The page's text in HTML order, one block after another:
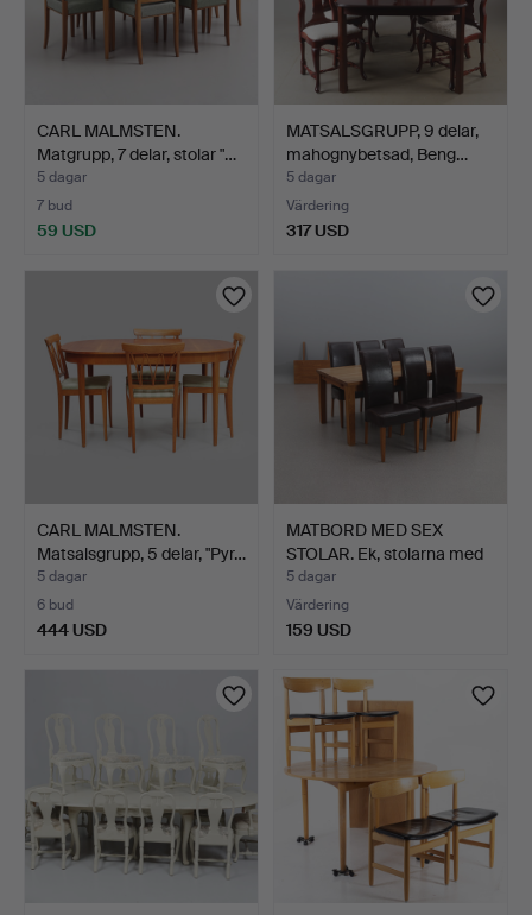
CARL MALMSTEN.
Matgrupp, 7 delar, stolar "…
5 dagar
7 bud
59 USD
MATSALSGRUPP, 9 delar,
mahognybetsad, Beng…
5 dagar
Värdering
317 USD
CARL MALMSTEN.
Matsalsgrupp, 5 delar, "Pyr…
5 dagar
6 bud
444 USD
MATBORD MED SEX
STOLAR. Ek, stolarna med
g…
5 dagar
Värdering
159 USD